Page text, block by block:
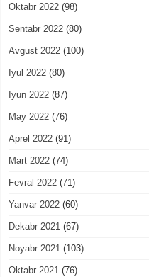
Oktabr 2022 (98)
Sentabr 2022 (80)
Avgust 2022 (100)
Iyul 2022 (80)
Iyun 2022 (87)
May 2022 (76)
Aprel 2022 (91)
Mart 2022 (74)
Fevral 2022 (71)
Yanvar 2022 (60)
Dekabr 2021 (67)
Noyabr 2021 (103)
Oktabr 2021 (76)